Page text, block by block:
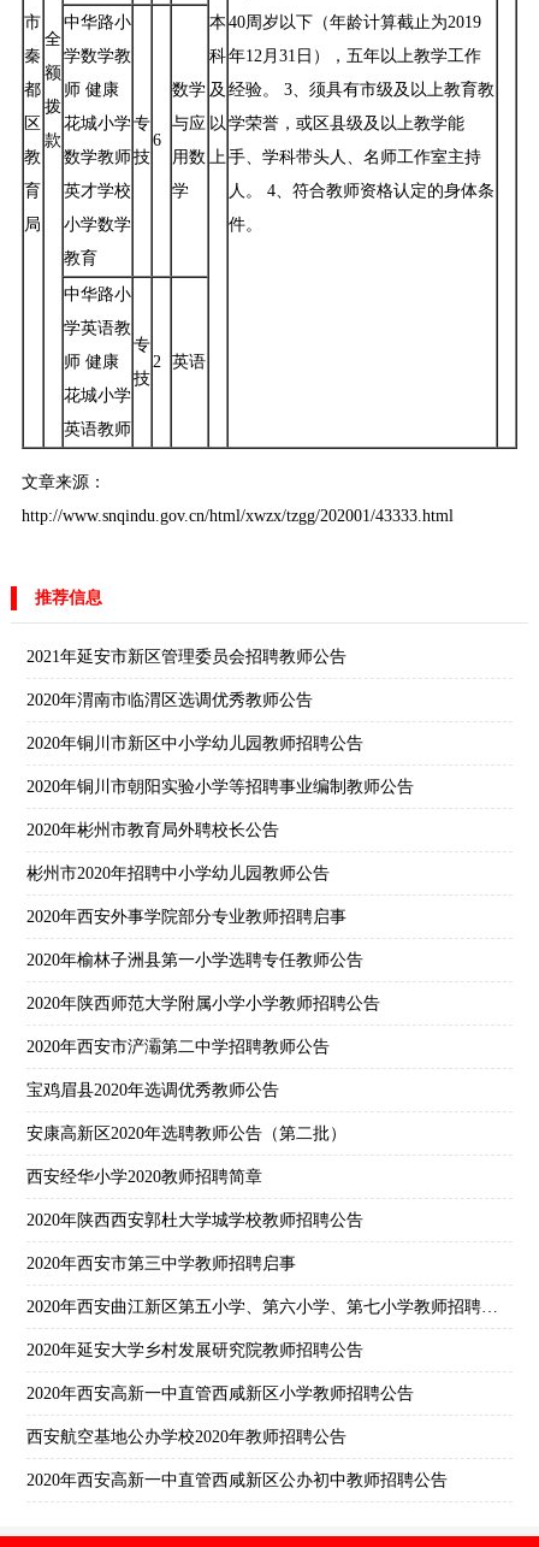
市
秦
都
区
教
育
局
全
额
拨
款
本
科
及
以
上
40周岁以下（年龄计算截止为2019
年12月31日），五年以上教学工作
经验。 3、须具有市级及以上教育教
学荣誉，或区县级及以上教学能
手、学科带头人、名师工作室主持
人。 4、符合教师资格认定的身体条
件。
中华路小
学数学教
师 健康
花城小学
数学教师
英才学校
小学数学
教育
专
技
6
数学
与应
用数
学
中华路小
学英语教
师 健康
花城小学
英语教师
专
技
2 英语
文章来源：
http://www.snqindu.gov.cn/html/xwzx/tzgg/202001/43333.html
推荐信息
2021年延安市新区管理委员会招聘教师公告
2020年渭南市临渭区选调优秀教师公告
2020年铜川市新区中小学幼儿园教师招聘公告
2020年铜川市朝阳实验小学等招聘事业编制教师公告
2020年彬州市教育局外聘校长公告
彬州市2020年招聘中小学幼儿园教师公告
2020年西安外事学院部分专业教师招聘启事
2020年榆林子洲县第一小学选聘专任教师公告
2020年陕西师范大学附属小学小学教师招聘公告
2020年西安市浐灞第二中学招聘教师公告
宝鸡眉县2020年选调优秀教师公告
安康高新区2020年选聘教师公告（第二批）
西安经华小学2020教师招聘简章
2020年陕西西安郭杜大学城学校教师招聘公告
2020年西安市第三中学教师招聘启事
2020年西安曲江新区第五小学、第六小学、第七小学教师招聘公告
2020年延安大学乡村发展研究院教师招聘公告
2020年西安高新一中直管西咸新区小学教师招聘公告
西安航空基地公办学校2020年教师招聘公告
2020年西安高新一中直管西咸新区公办初中教师招聘公告